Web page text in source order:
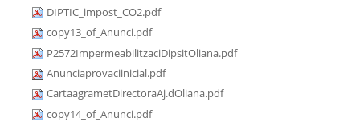
DIPTIC_impost_CO2.pdf
copy13_of_Anunci.pdf
P2572ImpermeabilitzaciDipsitOliana.pdf
Anunciaprovaciinicial.pdf
CartaagrametDirectoraAj.dOliana.pdf
copy14_of_Anunci.pdf